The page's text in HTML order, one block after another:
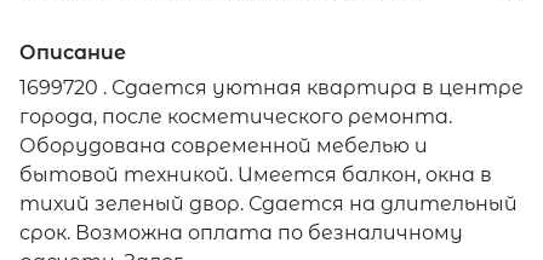
Описание
1699720 . Сдается уютная квартира в центре
города, после косметического ремонта.
Оборудована современной мебелью и
бытовой техникой. Имеется балкон, окна в
тихий зеленый двор. Сдается на длительный
срок. Возможна оплата по безналичному